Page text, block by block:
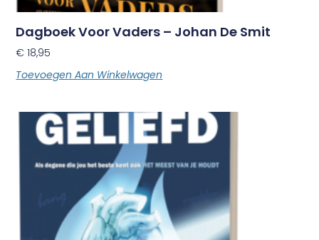
Dagboek Voor Vaders – Johan De Smit
€ 18,95
Toevoegen Aan Winkelwagen